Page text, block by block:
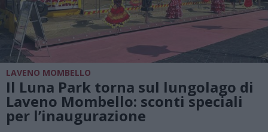
LAVENO MOMBELLO
Il Luna Park torna sul lungolago di
Laveno Mombello: sconti speciali
per l’inaugurazione